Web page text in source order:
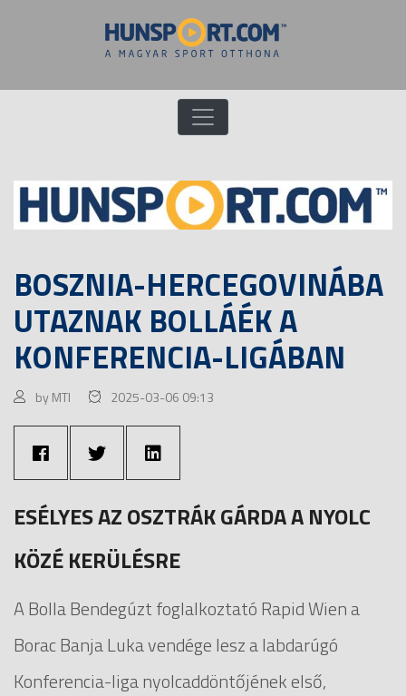
BOSZNIA-HERCEGOVINÁBA
UTAZNAK BOLLÁÉK A
KONFERENCIA-LIGÁBAN
by MTI 2025-03-06 09:13
ESÉLYES AZ OSZTRÁK GÁRDA A NYOLC
KÖZÉ KERÜLÉSRE
A Bolla Bendegúzt foglalkoztató Rapid Wien a
Borac Banja Luka vendége lesz a labdarúgó
Konferencia-liga nyolcaddöntőjének első,